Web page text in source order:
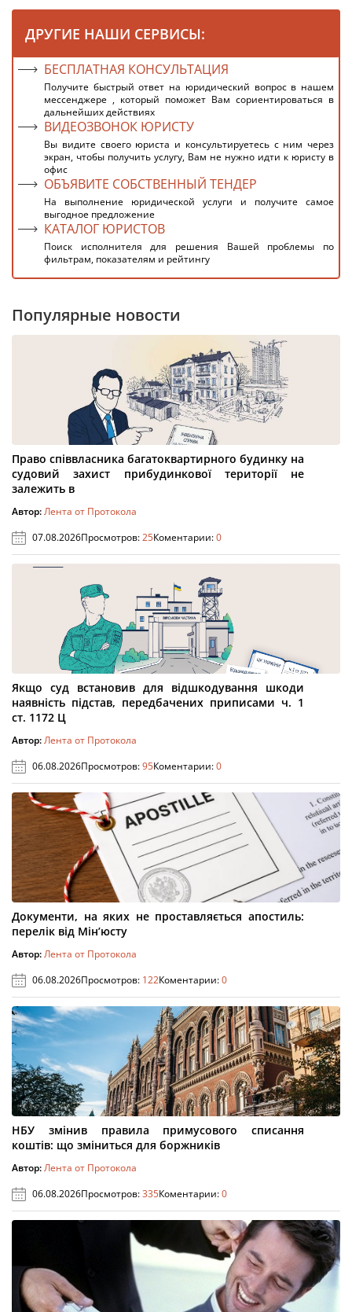
ДРУГИЕ НАШИ СЕРВИСЫ:
БЕСПЛАТНАЯ КОНСУЛЬТАЦИЯ
Получите быстрый ответ на юридический вопрос в нашем
мессенджере , который поможет Вам сориентироваться в
дальнейших действиях
ВИДЕОЗВОНОК ЮРИСТУ
Вы видите своего юриста и консультируетесь с ним через
экран, чтобы получить услугу, Вам не нужно идти к юристу в
офис
ОБЪЯВИТЕ СОБСТВЕННЫЙ ТЕНДЕР
На выполнение юридической услуги и получите самое
выгодное предложение
КАТАЛОГ ЮРИСТОВ
Поиск исполнителя для решения Вашей проблемы по
фильтрам, показателям и рейтингу
Популярные новости
Право співвласника багатоквартирного будинку на
судовий захист прибудинкової території не
залежить в
Автор:Лента от Протокола
07.08.2026Просмотров:25Коментарии:0
Якщо суд встановив для відшкодування шкоди
наявність підстав, передбачених приписами ч. 1
ст. 1172 Ц
Автор:Лента от Протокола
06.08.2026Просмотров:95Коментарии:0
Документи, на яких не проставляється апостиль:
перелік від Мін’юсту
Автор:Лента от Протокола
06.08.2026Просмотров: 122Коментарии:0
НБУ змінив правила примусового списання
коштів: що зміниться для боржників
Автор:Лента от Протокола
06.08.2026Просмотров:335Коментарии:0